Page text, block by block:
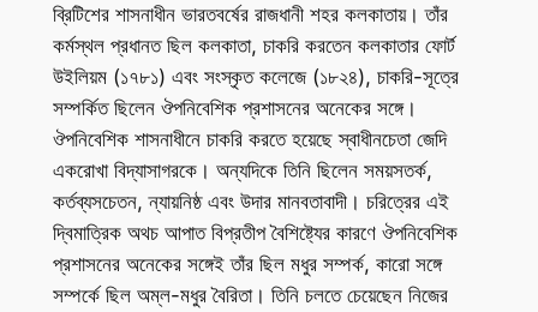
ব্রিটিশের শাসনাধীন ভারতবর্ষের রাজধানী শহর কলকাতায়। তাঁর
কর্মস্থল প্রধানত ছিল কলকাতা, চাকরি করতেন কলকাতার ফোর্ট
উইলিয়ম (১৭৮১) এবং সংস্কৃত কলেজে (১৮২৪), চাকরি-সূত্রে
সম্পর্কিত ছিলেন ঔপনিবেশিক প্রশাসনের অনেকের সঙ্গে।
ঔপনিবেশিক শাসনাধীনে চাকরি করতে হয়েছে স্বাধীনচেতা জেদি
একরোখা বিদ্যাসাগরকে। অন্যদিকে তিনি ছিলেন সময়সতর্ক,
কর্তব্যসচেতন, ন্যায়নিষ্ঠ এবং উদার মানবতাবাদী। চরিত্রের এই
দ্বিমাত্রিক অথচ আপাত বিপ্রতীপ বৈশিষ্ট্যের কারণে ঔপনিবেশিক
প্রশাসনের অনেকের সঙ্গেই তাঁর ছিল মধুর সম্পর্ক, কারো সঙ্গে
সম্পর্কে ছিল অম্ল-মধুর বৈরিতা। তিনি চলতে চেয়েছেন নিজের